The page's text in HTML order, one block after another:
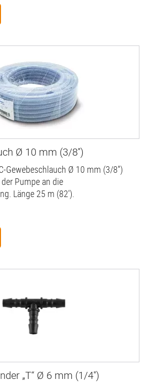
Ø 10 mm (3/8'')
Gewebeschlauch Ø 10 mm (3/8'')
Pumpe an die
Länge 25 m (82').
„T“ Ø 6 mm (1/4'')